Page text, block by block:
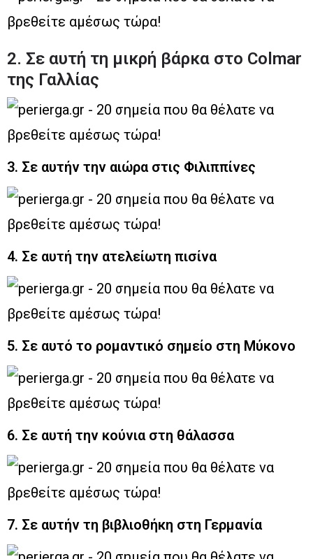
2. Σε αυτή τη μικρή βάρκα στο Colmar
της Γαλλίας
3. Σε αυτήν την αιώρα στις Φιλιππίνες
4. Σε αυτή την ατελείωτη πισίνα
5. Σε αυτό το ρομαντικό σημείο στη Μύκονο
6. Σε αυτή την κούνια στη θάλασσα
7. Σε αυτήν τη βιβλιοθήκη στη Γερμανία